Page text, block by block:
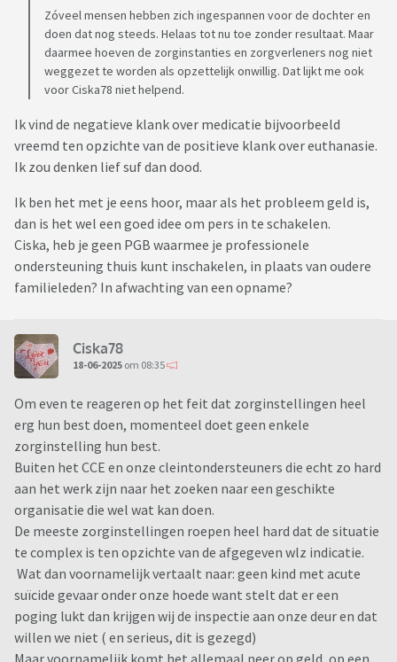
Zóveel mensen hebben zich ingespannen voor de dochter en
doen dat nog steeds. Helaas tot nu toe zonder resultaat. Maar
daarmee hoeven de zorginstanties en zorgverleners nog niet
weggezet te worden als opzettelijk onwillig. Dat lijkt me ook
voor Ciska78 niet helpend.
Ik vind de negatieve klank over medicatie bijvoorbeeld
vreemd ten opzichte van de positieve klank over euthanasie.
Ik zou denken lief suf dan dood.
Ik ben het met je eens hoor, maar als het probleem geld is,
dan is het wel een goed idee om pers in te schakelen.
Ciska, heb je geen PGB waarmee je professionele
ondersteuning thuis kunt inschakelen, in plaats van oudere
familieleden? In afwachting van een opname?
Ciska78
18-06-2025 om 08:35
Om even te reageren op het feit dat zorginstellingen heel
erg hun best doen, momenteel doet geen enkele
zorginstelling hun best.
Buiten het CCE en onze cleintondersteuners die echt zo hard
aan het werk zijn naar het zoeken naar een geschikte
organisatie die wel wat kan doen.
De meeste zorginstellingen roepen heel hard dat de situatie
te complex is ten opzichte van de afgegeven wlz indicatie.
Wat dan voornamelijk vertaalt naar: geen kind met acute
suïcide gevaar onder onze hoede want stelt dat er een
poging lukt dan krijgen wij de inspectie aan onze deur en dat
willen we niet ( en serieus, dit is gezegd)